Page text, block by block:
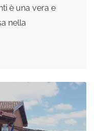
è una vera e
nella